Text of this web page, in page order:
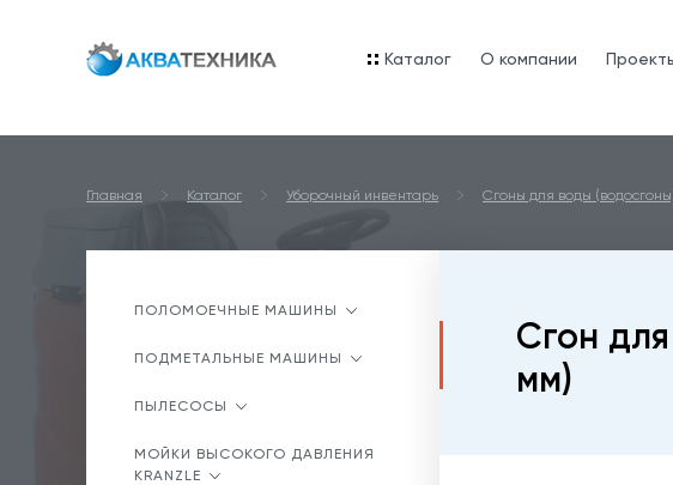
Каталог O компании
Главная Каталог Уборочный инвентарь Сгоны для воды
ПОЛОМОЕЧНЫЕ МАШИНЫ
ПОДМЕТАЛЬНЫЕ МАШИНЫ
ПЫЛЕСОСЫ
МОЙКИ ВЫСОКОГО ДАВЛЕНИЯ
KRANZLE
Сгон
мм)